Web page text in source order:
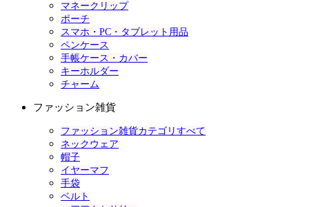
マネークリップ
ポーチ
スマホ・PC・タブレット用品
ペンケース
手帳ケース・カバー
キーホルダー
チャーム
ファッション雑貨
ファッション雑貨カテゴリすべて
ネックウェア
帽子
イヤーマフ
手袋
ベルト